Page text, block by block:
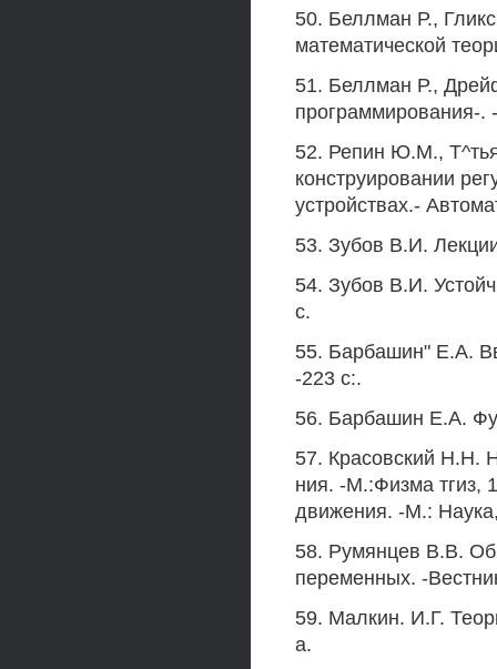
50. Беллман Р.,
математической
51. Беллман Р.,
программирования-.
52. Репин Ю.М.,
конструировании
устройствах.-
53. Зубов В.И.
54. Зубов В.И.
с.
55. Барбашин" Е.А.
-223 с:.
56. Барбашин Е.А.
57. Красовский Н.Н.
ния. -М.:Физма тгиз,
движения. -М.:
58. Румянцев В.В. Об
переменных. -
59. Малкин. И.Г.
а.